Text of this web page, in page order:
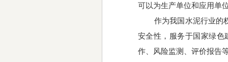
可以为生产单位和应用单
作为我国水泥行业的
安全性，服务于国家绿色
作、风险监测、评价报告